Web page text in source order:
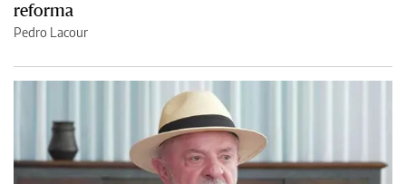
reforma
Pedro Lacour